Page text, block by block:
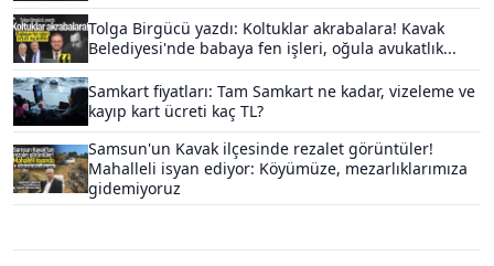
Tolga Birgücü yazdı: Koltuklar akrabalara! Kavak
Belediyesi'nde babaya fen işleri, oğula avukatlık...
Samkart fiyatları: Tam Samkart ne kadar, vizeleme ve
kayıp kart ücreti kaç TL?
Samsun'un Kavak ilçesinde rezalet görüntüler!
Mahalleli isyan ediyor: Köyümüze, mezarlıklarımıza
gidemiyoruz